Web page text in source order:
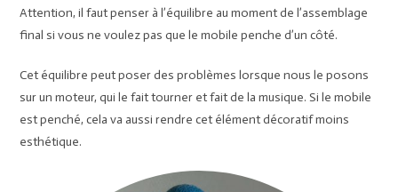
Attention, il faut penser à l’équilibre au moment de l’assemblage
final si vous ne voulez pas que le mobile penche d’un côté.
Cet équilibre peut poser des problèmes lorsque nous le posons
sur un moteur, qui le fait tourner et fait de la musique. Si le mobile
est penché, cela va aussi rendre cet élément décoratif moins
esthétique.